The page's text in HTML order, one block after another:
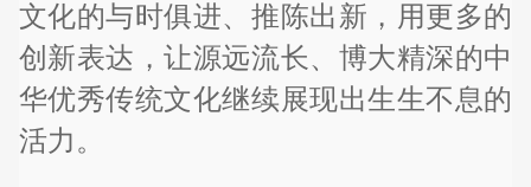
文化的与时俱进、推陈出新，用更多的
创新表达，让源远流长、博大精深的中
华优秀传统文化继续展现出生生不息的
活力。